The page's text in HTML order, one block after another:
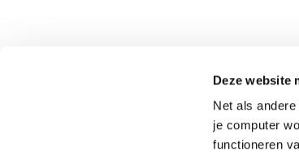
Deze website
Net als
je computer
functioneren